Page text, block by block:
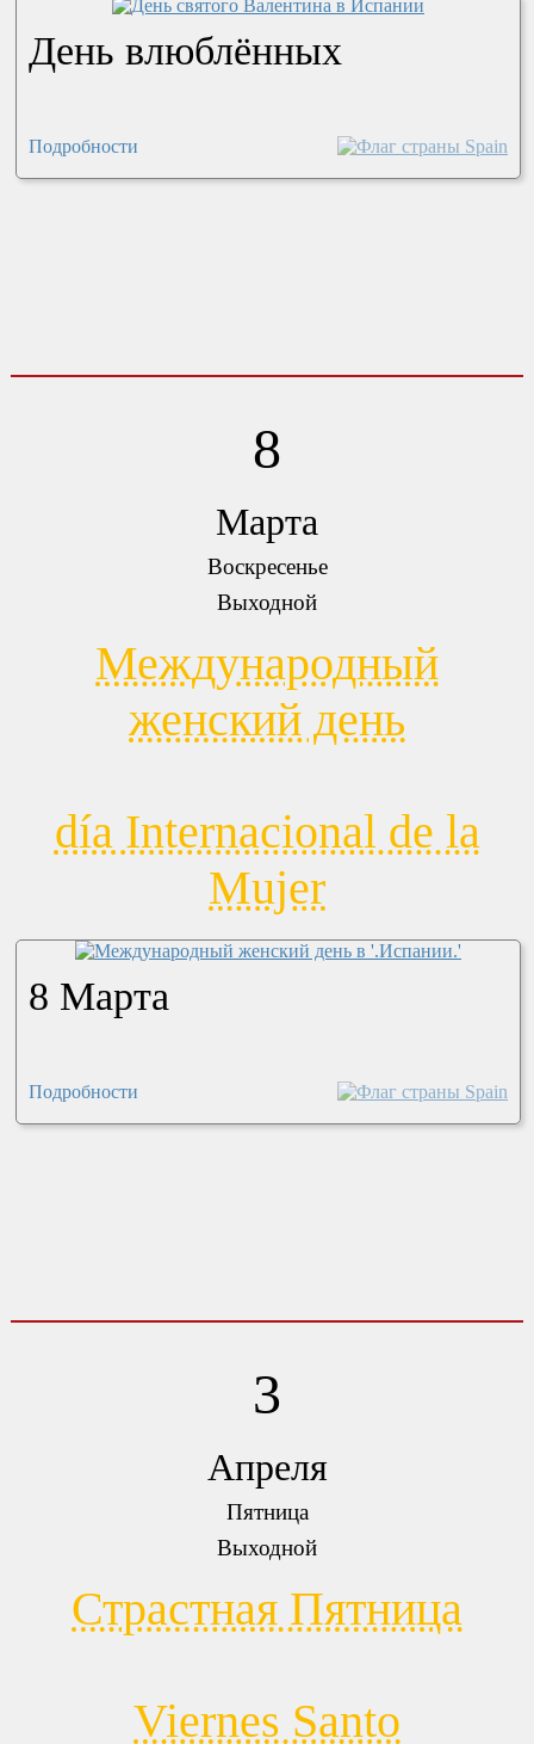
День влюблённых
Подробности
8
Марта
Воскресенье
Выходной
Международный
женский день
día Internacional de la
Mujer
8 Марта
Подробности
3
Апреля
Пятница
Выходной
Страстная Пятница
Viernes Santo